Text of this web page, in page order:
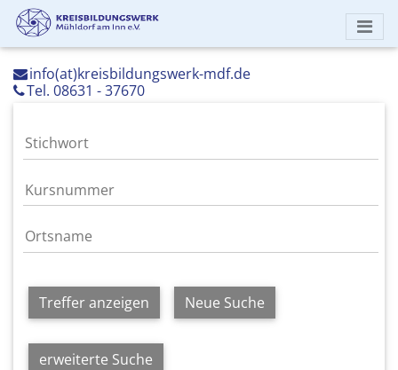
info(at)kreisbildungswerk-mdf.de
Tel. 08631 - 37670
Treffer anzeigen Neue Suche
erweiterte Suche